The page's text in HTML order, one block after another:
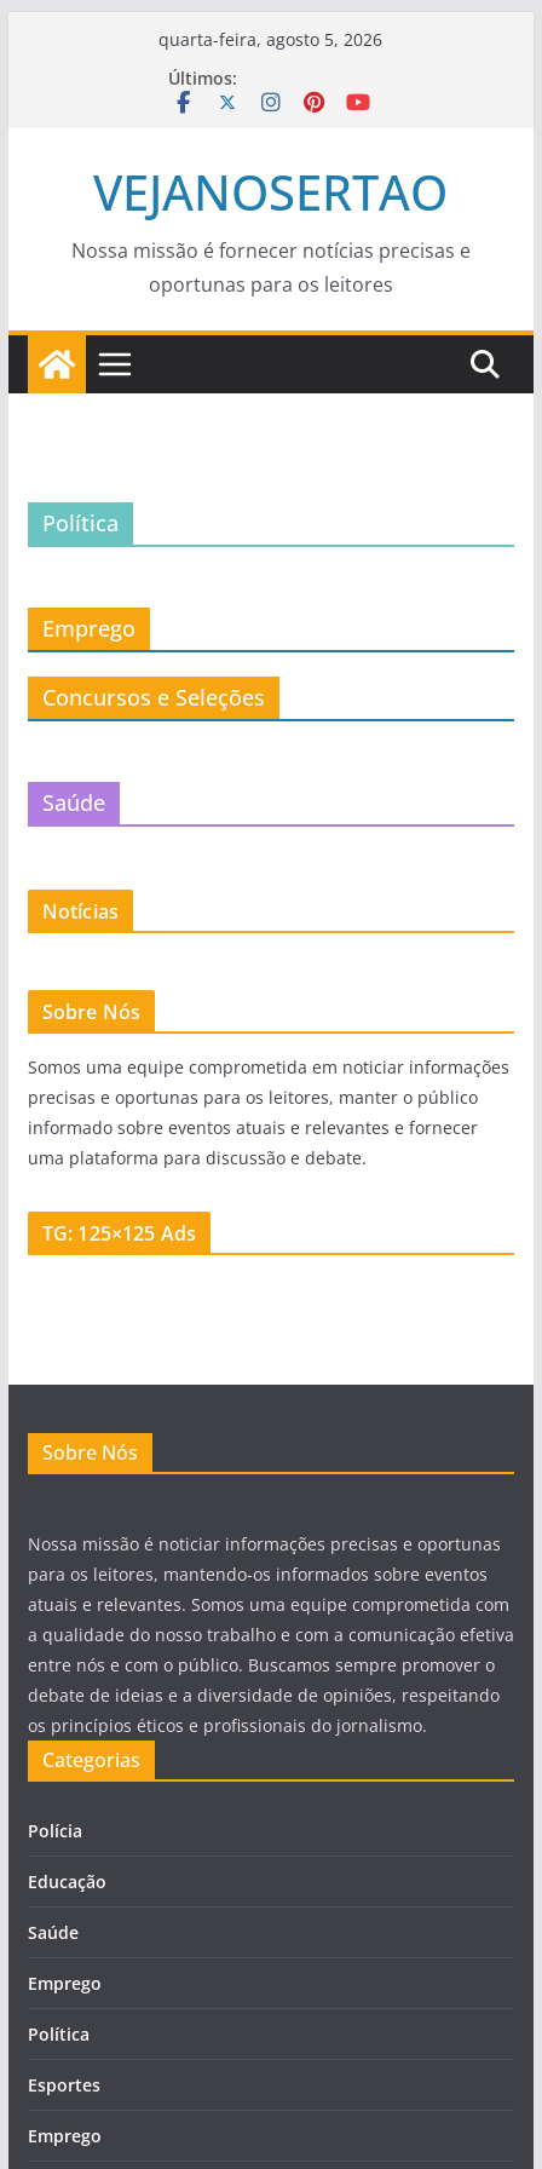
quarta-feira, agosto 5, 2026
Últimos:
VEJANOSERTAO
Nossa missão é fornecer notícias precisas e
oportunas para os leitores
Política
Emprego
Concursos e Seleções
Saúde
Notícias
Sobre Nós
Somos uma equipe comprometida em noticiar informações
precisas e oportunas para os leitores, manter o público
informado sobre eventos atuais e relevantes e fornecer
uma plataforma para discussão e debate.
TG: 125×125 Ads
Sobre Nós
Nossa missão é noticiar informações precisas e oportunas
para os leitores, mantendo-os informados sobre eventos
atuais e relevantes. Somos uma equipe comprometida com
a qualidade do nosso trabalho e com a comunicação efetiva
entre nós e com o público. Buscamos sempre promover o
debate de ideias e a diversidade de opiniões, respeitando
os princípios éticos e profissionais do jornalismo.
Categorias
Polícia
Educação
Saúde
Emprego
Política
Esportes
Emprego